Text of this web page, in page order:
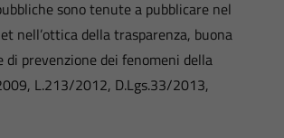
sono tenute a pubblicare nel
nell’ottica della trasparenza, buona
prevenzione dei fenomeni della
L.213/2012, D.Lgs.33/2013,